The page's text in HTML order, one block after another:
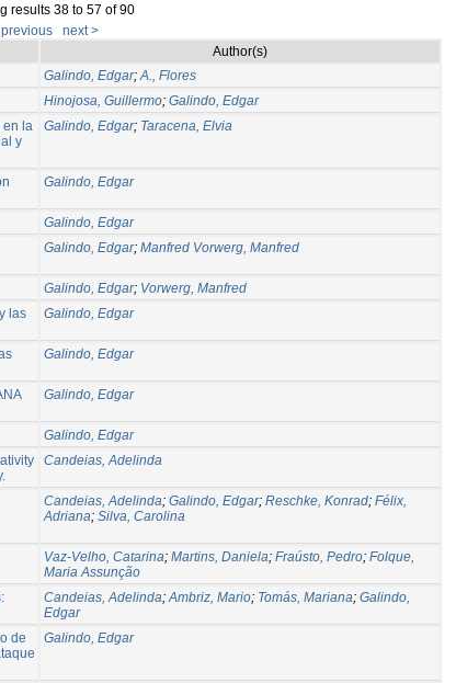
results 38 to 57 of 90
next >
Author(s)
Galindo, Edgar;A., Flores
Hinojosa, Guillermo; Galindo, Edgar
en la
y
Galindo, Edgar; Taracena, Elvia
Galindo, Edgar
Galindo, Edgar
Galindo, Edgar; Manfred Vorwerg, Manfred
Galindo, Edgar; Vorwerg, Manfred
las
Galindo, Edgar
Galindo, Edgar
Galindo, Edgar
Galindo, Edgar
Candeias, Adelinda
Candeias, Adelinda; Galindo, Edgar; Reschke, Konrad; Félix,
Adriana; Silva, Carolina
Vaz-Velho, Catarina; Martins, Daniela; Fraústo, Pedro; Folque,
Maria Assunção
Candeias, Adelinda;Ambriz, Mario; Tomás, Mariana; Galindo,
Edgar
de
Galindo, Edgar